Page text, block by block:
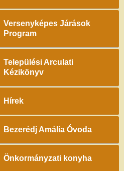
Versenyképes Járások
Program
Települési Arculati
Kézikönyv
Hírek
Bezerédj Amália Óvoda
Önkormányzati konyha